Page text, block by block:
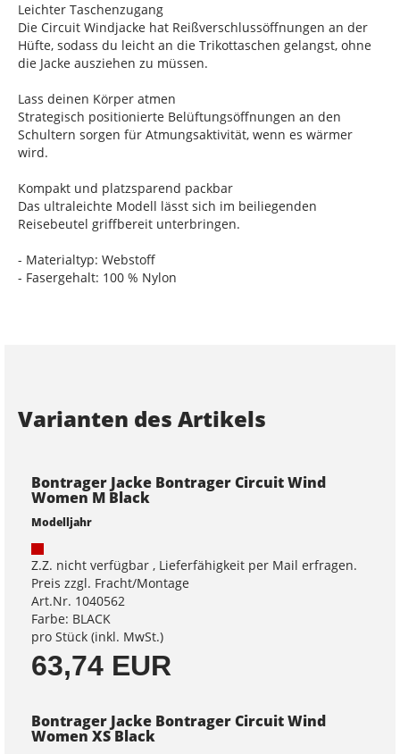
Leichter Taschenzugang
Die Circuit Windjacke hat Reißverschlussöffnungen an der
Hüfte, sodass du leicht an die Trikottaschen gelangst, ohne
die Jacke ausziehen zu müssen.
Lass deinen Körper atmen
Strategisch positionierte Belüftungsöffnungen an den
Schultern sorgen für Atmungsaktivität, wenn es wärmer
wird.
Kompakt und platzsparend packbar
Das ultraleichte Modell lässt sich im beiliegenden
Reisebeutel griffbereit unterbringen.
- Materialtyp: Webstoff
- Fasergehalt: 100 % Nylon
Varianten des Artikels
Bontrager Jacke Bontrager Circuit Wind
Women M Black
Modelljahr
Z.Z. nicht verfügbar , Lieferfähigkeit per Mail erfragen.
Preis zzgl. Fracht/Montage
Art.Nr. 1040562
Farbe: BLACK
pro Stück (inkl. MwSt.)
63,74 EUR
Bontrager Jacke Bontrager Circuit Wind
Women XS Black